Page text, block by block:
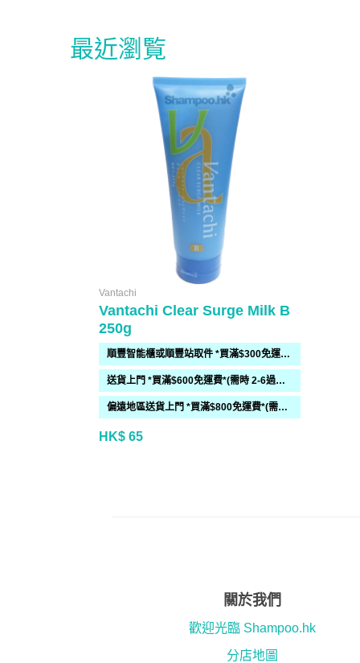
最近瀏覧
Vantachi
Vantachi Clear Surge Milk B
250g
順豐智能櫃或順豐站取件 *買滿$300免運費*
送貨上門 *買滿$600免運費*(需時 2-6過工作天)
偏遠地區送貨上門 *買滿$800免運費*(需時 2-6個工作天)
HK$ 65
關於我們
歡迎光臨 Shampoo.hk
分店地圖